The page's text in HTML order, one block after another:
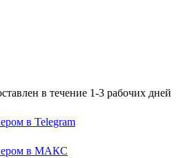
в течение 1-3 рабочих дней
в Telegram
в МАКС